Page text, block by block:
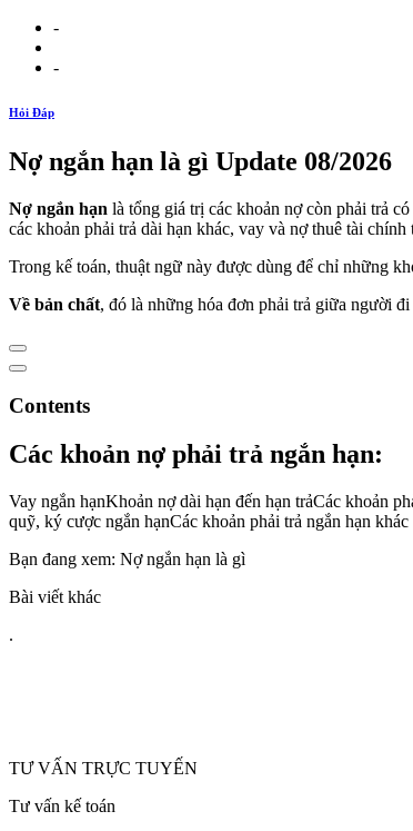
-
-
Hỏi Đáp
Nợ ngắn hạn là gì Update 08/2026
Nợ ngắn hạn là tổng giá trị các khoản nợ còn phải trả có
các khoản phải trả dài hạn khác, vay và nợ thuê tài chính
Trong kế toán, thuật ngữ này được dùng để chỉ những
Về bản chất, đó là những hóa đơn phải trả giữa người
Contents
Các khoản nợ phải trả ngắn hạn:
Vay ngắn hạnKhoản nợ dài hạn đến hạn trảCác khoản
quỹ, ký cược ngắn hạnCác khoản phải trả ngắn hạn khác
Bạn đang xem: Nợ ngắn hạn là gì
Bài viết khác
.
TƯ VẤN TRỰC TUYẾN
Tư vấn kế toán